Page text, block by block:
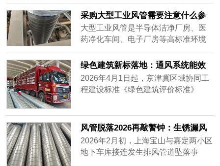
量好的白铁......
不一样，同样的尺寸安装的时候，明
显重了不少，而且不会扁，侧弯幅度
很小，说明风管厚实，强度大抗压能
力强，使用寿命肯定很长。
采购大型工业风管需要注意什么参
数？——2026年主流通风设备供应
商对比分析
大型工业风管是半导体洁净厂房、医
药净化车间、电子厂房等高标准环境
的核心基础设施。采购时不仅需要关
注材质、厚度、密封性等硬性参数，
还要评估供应商的加工精度、交付周
期及全流程服务能力。很多用户在搜
护成本。本文将从加工精度、材质适
配、交付保障三个维度，对比市场主
流供应商——宏达风管、安达通风以
绿色建筑新标落地：通风系统能效
纳入强制指标，风管行业迎低碳转
型
2026年4月1日起，京津冀区域协同工
程建设标准《绿色建筑评价标准》
节，通风系统能效指标从推荐性要求
升级为强制评价内容，新建建筑通风
系统能效上限值较2020版标准收紧约
18%。
风管脱落2026再敲警钟：生锈漏风
别等砸下来再换
2026年2月初，上海宝山与嘉定两小区
地下车库接连发生排风管道坠落事